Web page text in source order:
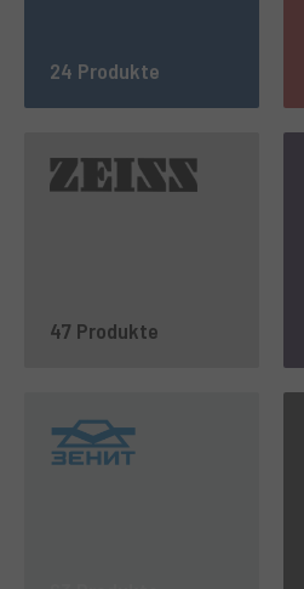
24 Produkte
47 Produkte